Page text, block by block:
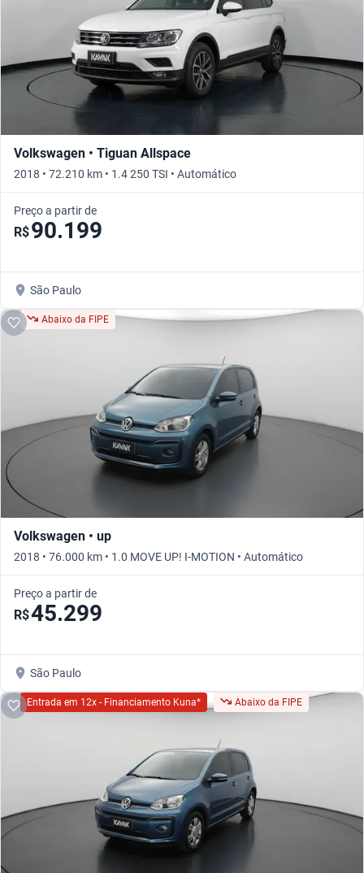
Volkswagen • Tiguan Allspace
2018 • 72.210 km • 1.4 250 TSI • Automático
Preço a partir de
R$90.199
São Paulo
Abaixo da FIPE
Volkswagen • up
2018 • 76.000 km • 1.0 MOVE UP! I-MOTION • Automático
Preço a partir de
R$45.299
São Paulo
Entrada em 12x - Financiamento Kuna* Abaixo da FIPE